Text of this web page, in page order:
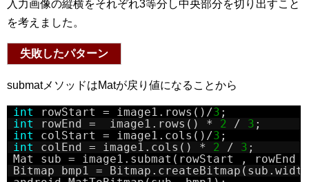
入力画像の縦横をそれぞれ3等分し中央部分を切り出すこと
を考えました。
失敗したパターン
submatメソッドはMatが戻り値になることから
int rowStart = image1.rows()/3 ;
int
rowEnd =  image1.rows() * 2 / 3 ;
int
colStart = image1.cols()/3 ;
int
colEnd = image1.cols() * 2 / 3 ;
Mat sub = image1.submat(rowStart ,
Bitmap bmp1 =